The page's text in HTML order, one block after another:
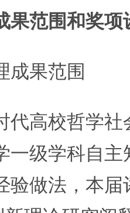
果范围和奖项
果范围
高校哲学社
一级学科自
验做法，本